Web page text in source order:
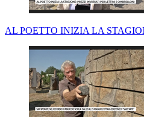
AL POETTO INIZIA LA